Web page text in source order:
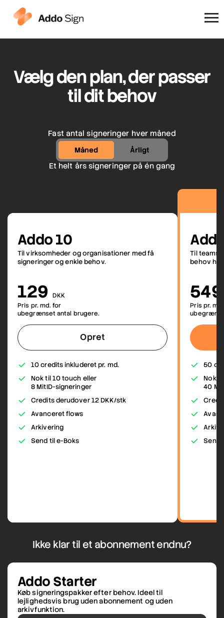
Hvorfor Addo Sign
Vælg den plan, der passer
til dit behov
Fast antal signeringer hver måned
Måned Årligt
Et helt års signeringer på én gang
Addo 10
Til virksomheder og organisationer med få
signeringer og enkle behov.
129
DKK
Pris pr. md. for
ubegrænset antal brugere.
Opret
10 credits inkluderet pr. md.
Nok til 10 touch eller
8 MitID-signeringer
Credits derudover 12 DKK/stk
Avanceret flows
Arkivering
Send til e-Boks
Til teams
behov
549
Pris pr.
50
Nok
40
Send
Ikke klar til et abonnement endnu?
Addo Starter
Køb signeringspakker efter behov. Ideel til
lejlighedsvis brug uden abonnement og uden
arkivfunktion.